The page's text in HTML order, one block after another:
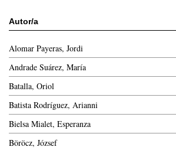
Autor/a
Alomar Payeras, Jordi
Andrade Suárez, María
Batalla, Oriol
Batista Rodríguez, Arianni
Bielsa Mialet, Esperanza
Böröcz, József